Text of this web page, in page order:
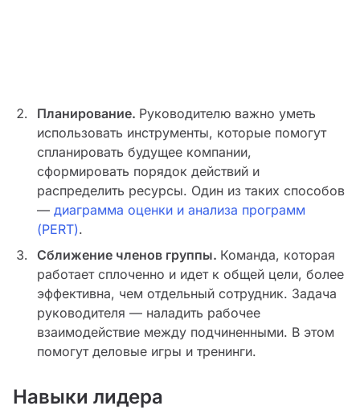
Планирование. Руководителю важно уметь
использовать инструменты, которые помогут
спланировать будущее компании,
сформировать порядок действий и
распределить ресурсы. Один из таких способов
— диаграмма оценки и анализа программ
(PERT).
Сближение членов группы. Команда, которая
работает сплоченно и идет к общей цели, более
эффективна, чем отдельный сотрудник. Задача
руководителя — наладить рабочее
взаимодействие между подчиненными. В этом
помогут деловые игры и тренинги.
Навыки лидера